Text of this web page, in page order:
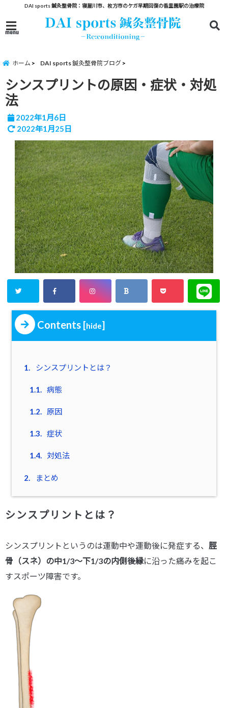
DAI sports 鍼灸整骨院：寝屋川市、枚方市のケガ早期回復の香里園駅の治療院
menu
ホーム DAI sports 鍼灸整骨院ブログ
シンスプリントの原因・症状・対処
法
2022年1月6日
2022年1月25日
Contents [hide]
1. シンスプリントとは？
1.1. 病態
1.2. 原因
1.3. 症状
1.4. 対処法
2. まとめ
シンスプリントとは？
シンスプリントというのは運動中や運動後に発症する、 脛
骨（スネ）の中1/3〜下1/3の内側後縁に沿った痛みを起こ
すスポーツ障害です。